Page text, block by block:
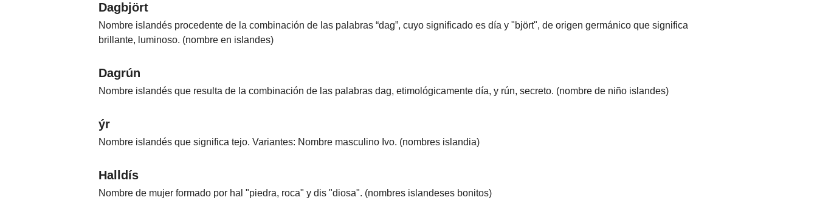
Dagbjört
Nombre islandés procedente de la combinación de las palabras “dag”, cuyo significado es día y "björt", de origen germánico que significa
brillante, luminoso. (nombre en islandes)
Dagrún
Nombre islandés que resulta de la combinación de las palabras dag, etimológicamente día, y rún, secreto. (nombre de niño islandes)
ýr
Nombre islandés que significa tejo. Variantes: Nombre masculino Ivo. (nombres islandia)
Halldís
Nombre de mujer formado por hal "piedra, roca" y dis "diosa". (nombres islandeses bonitos)